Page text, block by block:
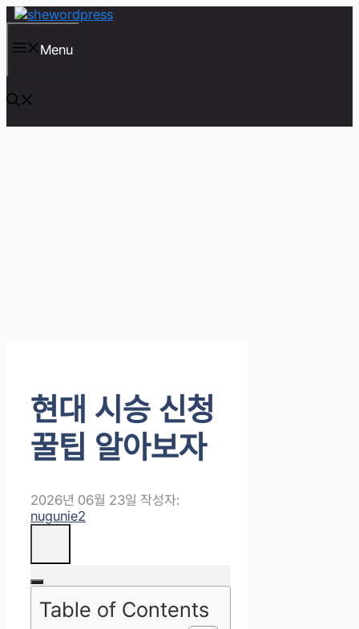
컨
츠
건
너
뛰
기
Menu
현대 시승 신청
꿀팁 알아보자
2026년 06월 23일 작성자:
nugunie2
Table of Contents